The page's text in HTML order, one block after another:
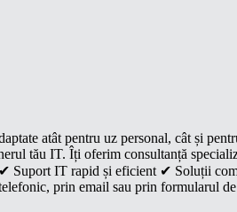
atât pentru uz personal, cât și
tău IT. Îți oferim consultanță
IT rapid și eficient ✔ Soluții
prin email sau prin formularul